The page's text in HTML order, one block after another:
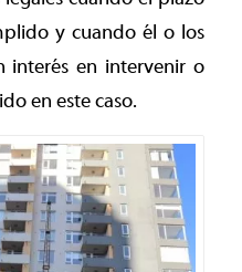
y cuando él o los
interés en intervenir o
en este caso.